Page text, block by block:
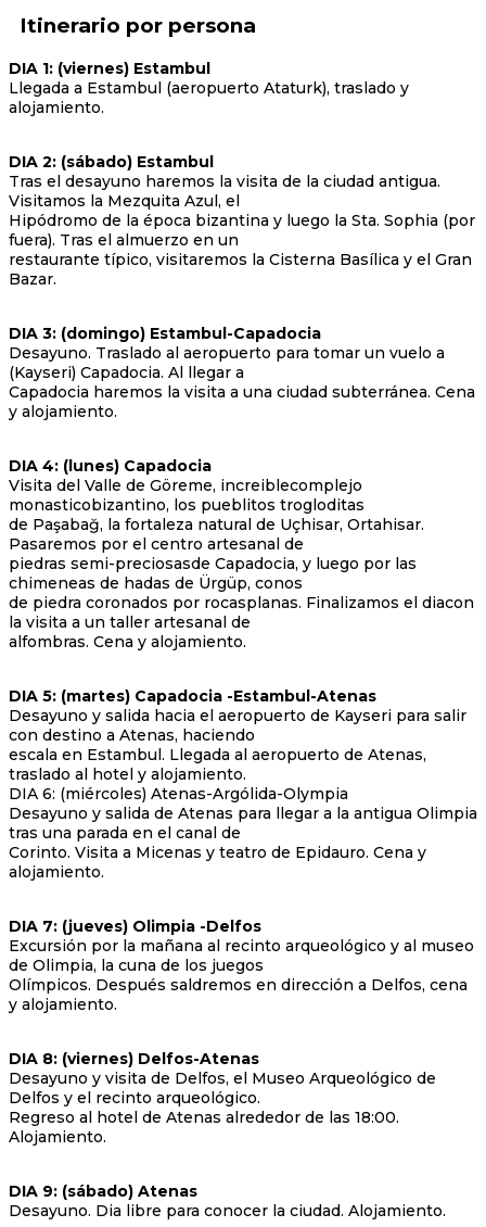
Itinerario
DIA 1: (viernes) Estambul
Llegada a Estambul (aeropuerto Ataturk), traslado y
alojamiento.
DIA 2: (sábado) Estambul
Tras el desayuno haremos la visita de la ciudad antigua.
Visitamos la Mezquita Azul, el
Hipódromo de la época bizantina y luego la Sta. Sophia (por
fuera). Tras el almuerzo en un
restaurante típico, visitaremos la Cisterna Basílica y el Gran
Bazar.
DIA 3: (domingo) Estambul-Capadocia
Desayuno. Traslado al aeropuerto para tomar un vuelo a
(Kayseri) Capadocia. Al llegar a
Capadocia haremos la visita a una ciudad subterránea. Cena
y alojamiento.
DIA 4: (lunes) Capadocia
Visita del Valle de Göreme, increiblecomplejo
monasticobizantino, los pueblitos trogloditas
de Paşabağ, la fortaleza natural de Uçhisar, Ortahisar.
Pasaremos por el centro artesanal de
piedras semi-preciosasde Capadocia, y luego por las
chimeneas de hadas de Ürgüp, conos
de piedra coronados por rocasplanas. Finalizamos el diacon
la visita a un taller artesanal de
alfombras. Cena y alojamiento.
DIA 5: (martes) Capadocia -Estambul-Atenas
Desayuno y salida hacia el aeropuerto de Kayseri para salir
con destino a Atenas, haciendo
escala en Estambul. Llegada al aeropuerto de Atenas,
traslado al hotel y alojamiento.
DIA 6: (miércoles) Atenas-Argólida-Olympia
Desayuno y salida de Atenas para llegar a la antigua Olimpia
tras una parada en el canal de
Corinto. Visita a Micenas y teatro de Epidauro. Cena y
alojamiento.
DIA 7: (jueves) Olimpia -Delfos
Excursión por la mañana al recinto arqueológico y al museo
de Olimpia, la cuna de los juegos
Olímpicos. Después saldremos en dirección a Delfos, cena
y alojamiento.
DIA 8: (viernes) Delfos-Atenas
Desayuno y visita de Delfos, el Museo Arqueológico de
Delfos y el recinto arqueológico.
Regreso al hotel de Atenas alrededor de las 18:00.
Alojamiento.
DIA 9: (sábado) Atenas
Desayuno. Dia libre para conocer la ciudad. Alojamiento.